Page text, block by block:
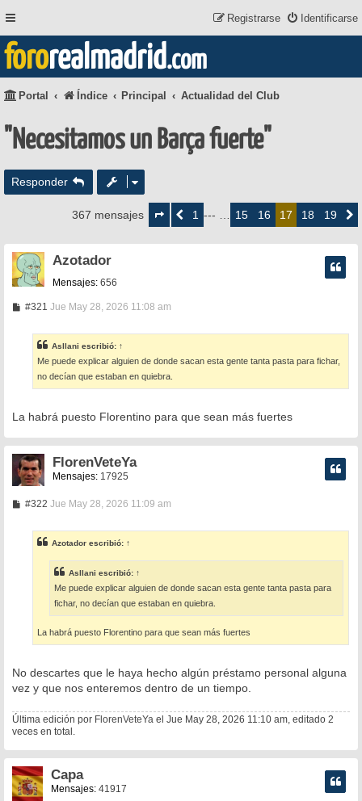
Identificarse
Registrarse
fororealmadrid.com
Portal Índice Principal Actualidad del Club
"Necesitamos un Barça fuerte"
Responder
367 mensajes
Página
deAnterior1 --- … 15 16 17 18 19
Azotador
Mensajes: 656
#321 M
s
a
j
e
Jue May 28, 2026 11:08 am
Asllani escribió: ↑
Me puede explicar alguien de donde sacan esta gente tanta pasta para fichar,
no decían que estaban en quiebra.
La habrá puesto Florentino para que sean más fuertes
FlorenVeteYa
Mensajes: 17925
#322M
s
a
Jue May 28, 2026 11:09 am
Azotador escribió: ↑
Asllani escribió: ↑
Me puede explicar alguien de donde sacan esta gente tanta pasta para
fichar, no decían que estaban en quiebra.
La habrá puesto Florentino para que sean más fuertes
No descartes que le haya hecho algún préstamo personal alguna
vez y que nos enteremos dentro de un tiempo.
Última edición por FlorenVeteYa el Jue May 28, 2026 11:10 am, editado 2
veces en total.
Capa
Mensajes:41917